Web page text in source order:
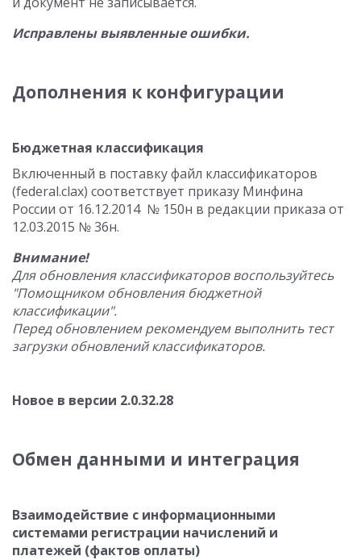
Исправлены выявленные ошибки.
Дополнения к конфигурации
Бюджетная классификация
Включенный в поставку файл классификаторов
(federal.clax) соответствует приказу Минфина
России от 16.12.2014 № 150н в редакции приказа от
12.03.2015 № 36н.
Внимание!
Для обновления классификаторов воспользуйтесь
"Помощником обновления бюджетной
классификации".
Перед обновлением рекомендуем выполнить тест
загрузки обновлений классификаторов.
Новое в версии 2.0.32.28
Обмен данными и интеграция
Взаимодействие с информационными
системами регистрации начислений и
платежей (фактов оплаты)